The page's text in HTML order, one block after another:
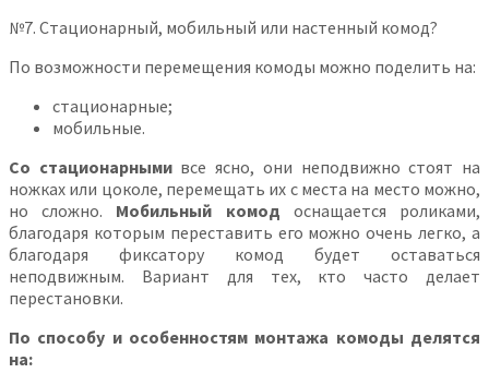
№7. Стационарный, мобильный или настенный комод?
По возможности перемещения комоды можно поделить на:
стационарные;
мобильные.
Со стационарнымивсе ясно, они неподвижно стоят на
ножках или цоколе, перемещать их с места на место можно,
но сложно. Мобильный комод оснащается роликами,
благодаря которым переставить его можно очень легко, а
благодаря фиксатору комод будет оставаться
неподвижным. Вариант для тех, кто часто делает
перестановки.
По способу и особенностям монтажа комоды делятся
на: